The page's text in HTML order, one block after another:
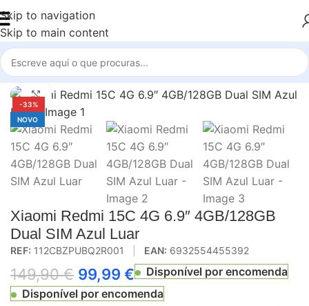
Skip to navigation
Skip to main content
Início Xiaomi Xiaomi Redmi 15C
-33%
NOVO
Click to enlarge
Xiaomi Redmi 15C 4G 6.9″ 4GB/128GB
Dual SIM Azul Luar
REF: 112CBZPUBQ2R001 EAN: 6932554455392
149,90€ 99,99 €
Disponível por encomenda
Disponível por encomenda